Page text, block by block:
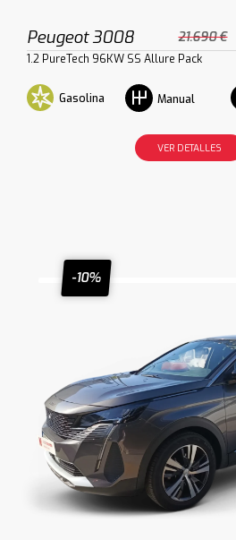
Peugeot 3008 21.690 €
1.2 PureTech 96KW SS Allure Pack
Gasolina Manual
VER DETALLES
-10%